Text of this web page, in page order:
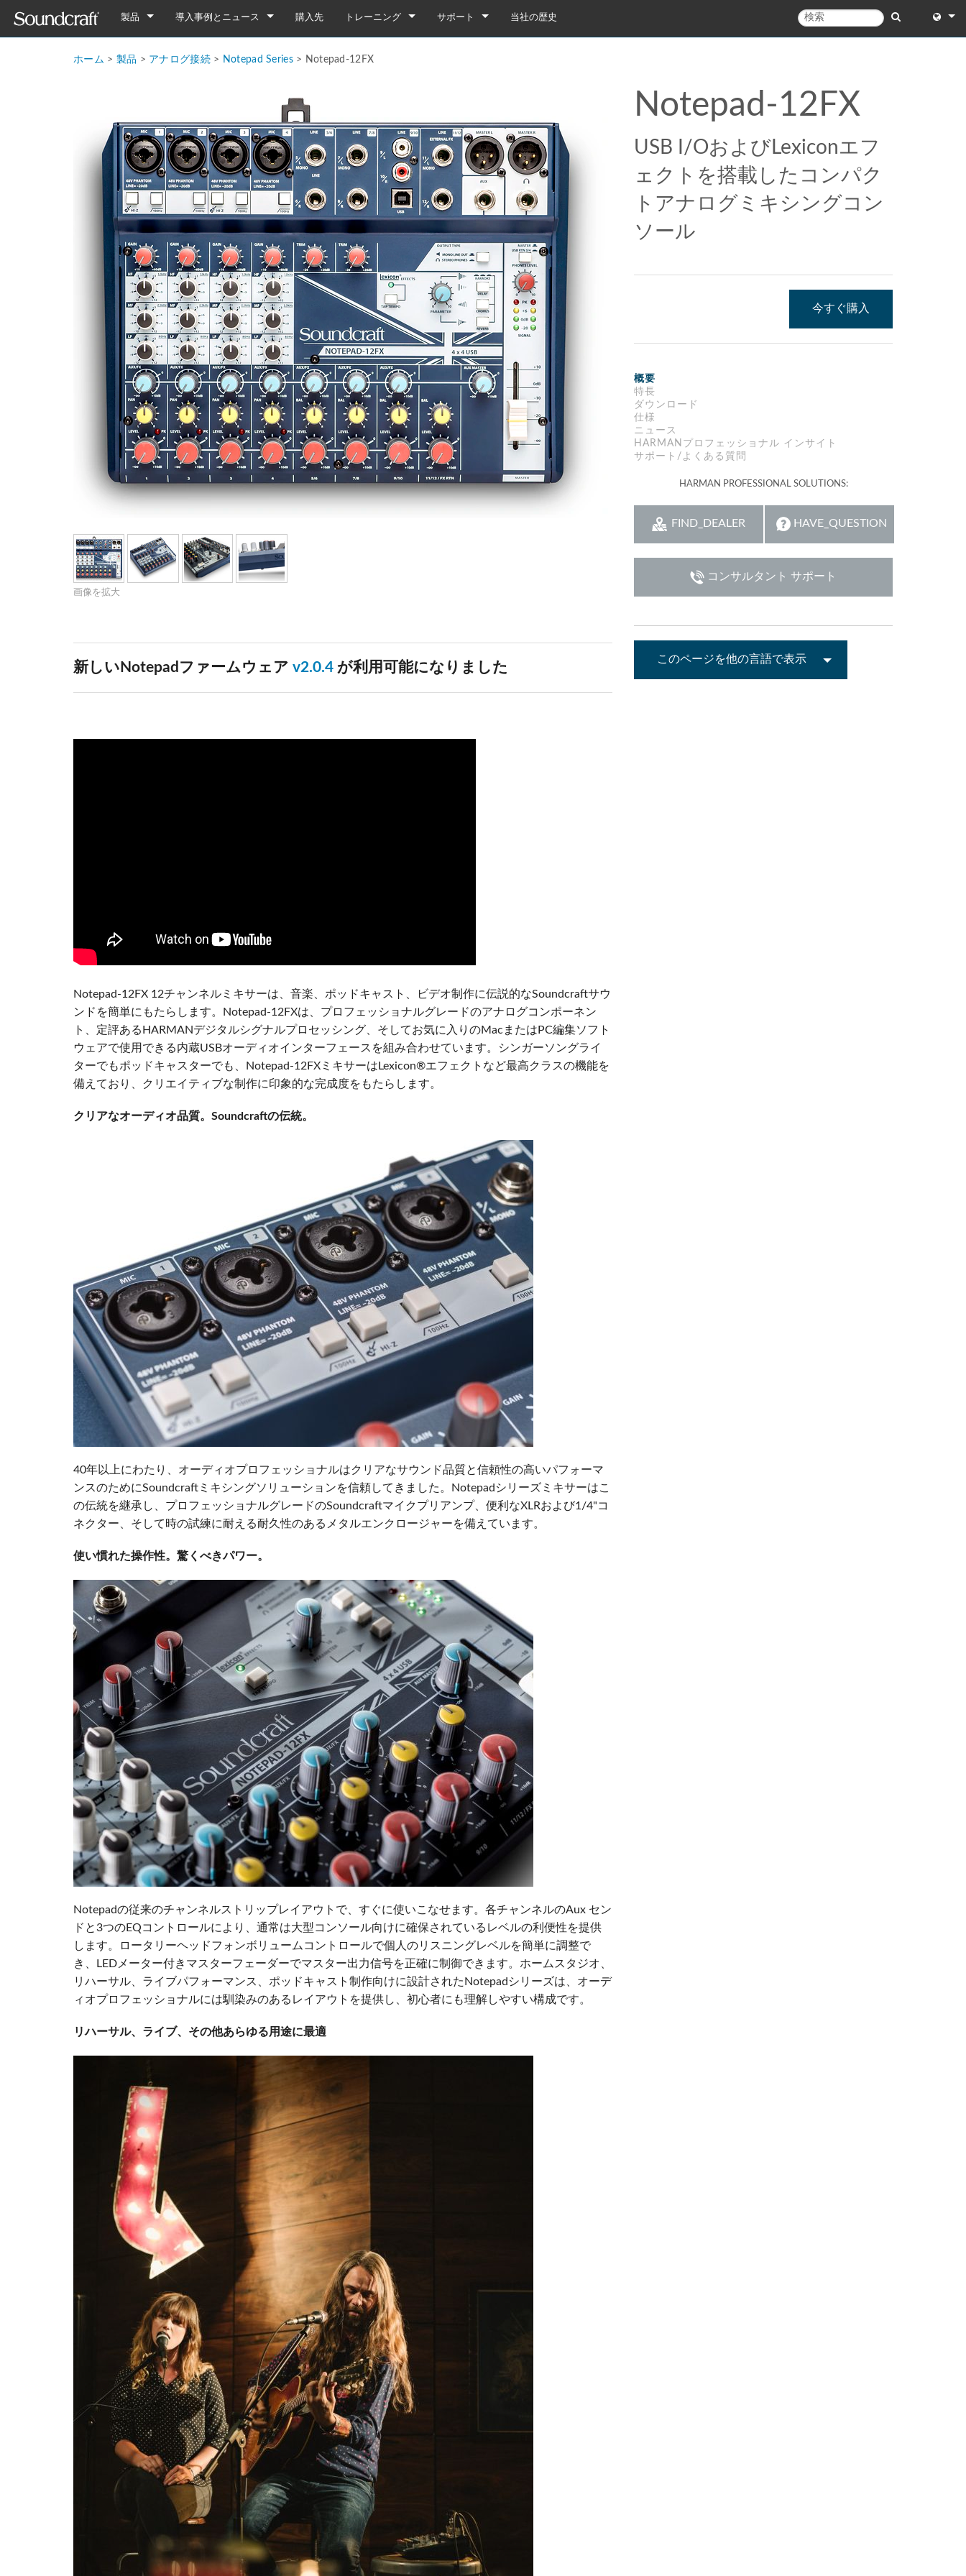
製品
Vi2000
Vi1000
Vi400/600 Upgrade
Vi StageboxesVi Stagebox
Mini Stagebox 32i/16i
Mini Stagebox 32R/16R
Compact Stagebox
Vi Option CardsVi Option Cards
Vi Mobile AppsViSi Remote
ViSi Listen
Audio Calc Toolkit
Si Performer 2
Si Performer 1
Si Impact
Si Expression 3
Si Expression 2
Si Expression 1
Si StageboxesMini Stagebox 32i/16i
Mini Stagebox 32R/16R
Compact Stagebox
Si Option CardsSi Option Cards
Si Mobile AppsViSi Remote
ViSi Listen
Audio Calc Toolkit
Ui16
Ui12
Notepad-8FX
Notepad-5
GB4
GB2
GB2R
LX Series LX7ii
Fx16ii FX16ii
EFX Series EFX12
EFX8
EPM Series EPM12
EPM8
EPM6
旧製品
導入事例とニュース 購入先 トレーニング サポート
ファームウェア
ダウンロード
保証
製品登録
サービス
デモ＆オフラインエディター
UIデモ（電話）
UIデモ（タブレット）
UI 24 ソフトウェアデモ(電話)
UI 24 ソフトウェアデモ(タブレット)
当社の歴史
ホーム > 製品 > アナログ接続> Notepad Series> Notepad-12FX
画像を拡大
新しいNotepadファームウェア v2.0.4 が利用可能になりました
Notepad-12FX 12チャンネルミキサーは、音楽、ポッドキャスト、ビデオ制作に伝説的なSoundcraftサウ
ンドを簡単にもたらします。Notepad-12FXは、プロフェッショナルグレードのアナログコンポーネン
ト、定評あるHARMANデジタルシグナルプロセッシング、そしてお気に入りのMacまたはPC編集ソフト
ウェアで使用できる内蔵USBオーディオインターフェースを組み合わせています。シンガーソングライ
ターでもポッドキャスターでも、Notepad-12FXミキサーはLexicon®エフェクトなど最高クラスの機能を
備えており、クリエイティブな制作に印象的な完成度をもたらします。
クリアなオーディオ品質。Soundcraftの伝統。
40年以上にわたり、オーディオプロフェッショナルはクリアなサウンド品質と信頼性の高いパフォーマ
ンスのためにSoundcraftミキシングソリューションを信頼してきました。Notepadシリーズミキサーはこ
の伝統を継承し、プロフェッショナルグレードのSoundcraftマイクプリアンプ、便利なXLRおよび1/4"コ
ネクター、そして時の試練に耐える耐久性のあるメタルエンクロージャーを備えています。
使い慣れた操作性。驚くべきパワー。
Notepadの従来のチャンネルストリップレイアウトで、すぐに使いこなせます。各チャンネルのAux セン
ドと3つのEQコントロールにより、通常は大型コンソール向けに確保されているレベルの利便性を提供
します。ロータリーヘッドフォンボリュームコントロールで個人のリスニングレベルを簡単に調整で
き、LEDメーター付きマスターフェーダーでマスター出力信号を正確に制御できます。ホームスタジオ、
リハーサル、ライブパフォーマンス、ポッドキャスト制作向けに設計されたNotepadシリーズは、オーデ
ィオプロフェッショナルには馴染みのあるレイアウトを提供し、初心者にも理解しやすい構成です。
リハーサル、ライブ、その他あらゆる用途に最適
Notepad-12FX
USB I/OおよびLexiconエフ
ェクトを搭載したコンパク
トアナログミキシングコン
ソール
今すぐ購入
概要
特長
ダウンロード
仕様
ニュース
HARMANプロフェッショナル インサイト
サポート/よくある質問
HARMAN PROFESSIONAL SOLUTIONS:
FIND_DEALER HAVE_QUESTION
コンサルタント サポート
このページを他の言語で表示